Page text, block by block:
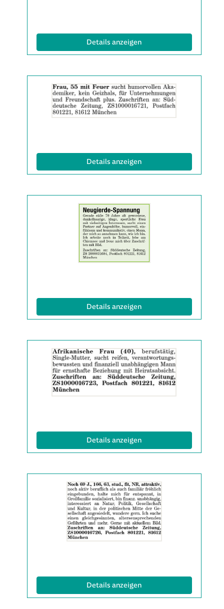
Details anzeigen(ID: 2065341)
der
Anzeige
2063136
Details anzeigen(ID: 2063136)
der
Anzeige
2063142
anzeigen
|
Info:
Details anzeigen(ID: 2063142)
der
Anzeige
2063152
anzeigen
|
Details anzeigen(ID: 2063152)
der
Anzeige
2063313
anzeigen
|
Info:
Details anzeigen(ID: 2063313)